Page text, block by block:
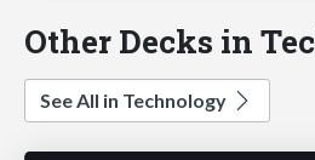
Other Decks in
See All in Technology